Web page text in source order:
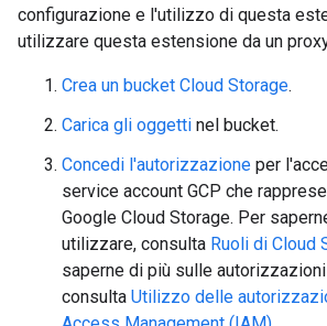
configurazione e l'utilizzo di questa
utilizzare questa estensione da un
Crea un bucket Cloud Storage.
Carica gli oggetti nel bucket.
Concedi l'autorizzazione per
service account GCP che
Google Cloud Storage. Per
utilizzare, consulta Ruoli di Cloud
saperne di più sulle
consulta Utilizzo delle